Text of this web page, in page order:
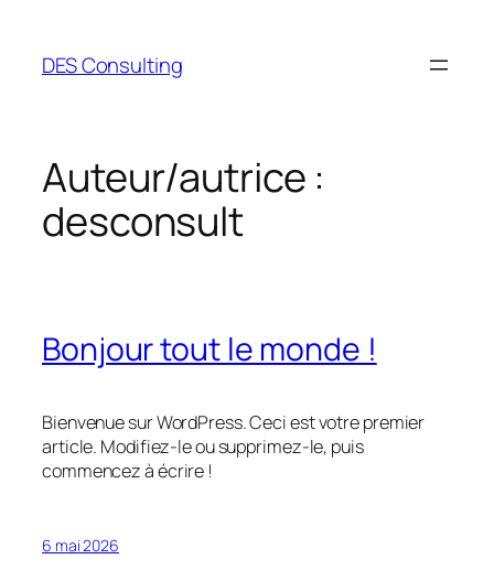
contenu
DES Consulting
Auteur/autrice :
desconsult
Bonjour tout le monde !
Bienvenue sur WordPress. Ceci est votre premier
article. Modifiez-le ou supprimez-le, puis
commencez à écrire !
6 mai 2026